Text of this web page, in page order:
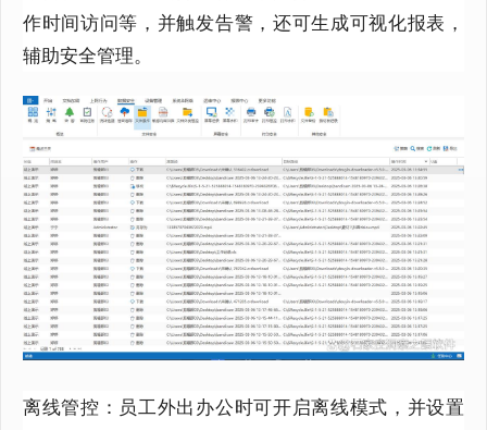
作时间访问等，并触发告警，还可生成可视化报表，
辅助安全管理。
离线管控：员工外出办公时可开启离线模式，并设置